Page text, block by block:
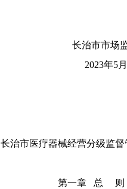
长治市市场
2023年5
长治市医疗器械经营分级监
第一章 总 则